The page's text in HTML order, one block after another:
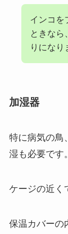
インコを
ときなら
りになり
加湿器
特に病気の鳥
湿も必要です。
ケージの近く
保温カバーの